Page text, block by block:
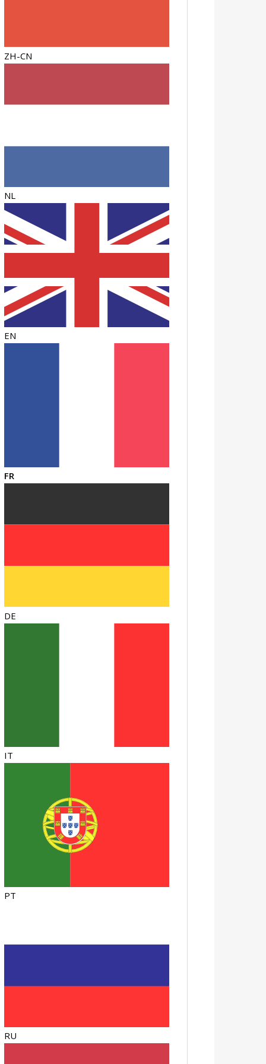
ZH-CN
NL
EN
FR
DE
IT
PT
RU